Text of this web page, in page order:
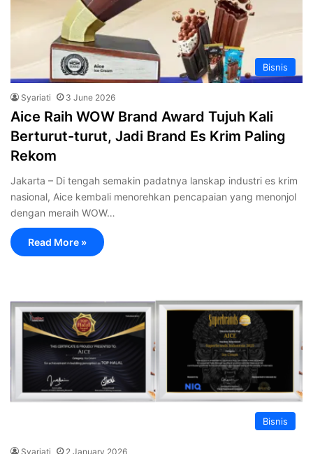
Bisnis
Syariati 3 June 2026
‎Aice Raih WOW Brand Award Tujuh Kali
Berturut-turut, Jadi Brand Es Krim Paling
Rekom
Jakarta – Di tengah semakin padatnya lanskap industri es krim
nasional, Aice kembali menorehkan pencapaian yang menonjol
dengan meraih WOW…
Read More »
Bisnis
Syariati 2 January 2026